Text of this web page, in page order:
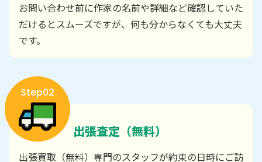
お問い合わせ前に作家の名前や詳細など確認していた
だけるとスムーズですが、何も分からなくても大丈夫
です。
Step02
出張査定（無料）
出張買取（無料）専門のスタッフが約束の日時にご訪